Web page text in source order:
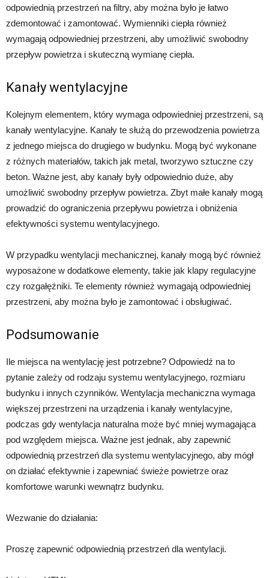
odpowiednią przestrzeń na filtry, aby można było je łatwo
zdemontować i zamontować. Wymienniki ciepła również
wymagają odpowiedniej przestrzeni, aby umożliwić swobodny
przepływ powietrza i skuteczną wymianę ciepła.
Kanały wentylacyjne
Kolejnym elementem, który wymaga odpowiedniej przestrzeni, są
kanały wentylacyjne. Kanały te służą do przewodzenia powietrza
z jednego miejsca do drugiego w budynku. Mogą być wykonane
z różnych materiałów, takich jak metal, tworzywo sztuczne czy
beton. Ważne jest, aby kanały były odpowiednio duże, aby
umożliwić swobodny przepływ powietrza. Zbyt małe kanały mogą
prowadzić do ograniczenia przepływu powietrza i obniżenia
efektywności systemu wentylacyjnego.
W przypadku wentylacji mechanicznej, kanały mogą być również
wyposażone w dodatkowe elementy, takie jak klapy regulacyjne
czy rozgałęźniki. Te elementy również wymagają odpowiedniej
przestrzeni, aby można było je zamontować i obsługiwać.
Podsumowanie
Ile miejsca na wentylację jest potrzebne? Odpowiedź na to
pytanie zależy od rodzaju systemu wentylacyjnego, rozmiaru
budynku i innych czynników. Wentylacja mechaniczna wymaga
większej przestrzeni na urządzenia i kanały wentylacyjne,
podczas gdy wentylacja naturalna może być mniej wymagająca
pod względem miejsca. Ważne jest jednak, aby zapewnić
odpowiednią przestrzeń dla systemu wentylacyjnego, aby mógł
on działać efektywnie i zapewniać świeże powietrze oraz
komfortowe warunki wewnątrz budynku.
Wezwanie do działania:
Proszę zapewnić odpowiednią przestrzeń dla wentylacji.